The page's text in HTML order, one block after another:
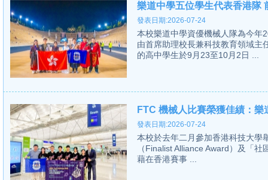
樂道中學五位學生代表香港隊
發表日期:2026-07-24
本校樂道中學資優機械人隊為今
由首席助理校長兼科技教育領域主
的高中學生於9月23至10月2日 ...
FTC 機械人比賽榮獲佳績：
發表日期:2026-07-24
本校於去年二月參加香港科技大學
（Finalist Alliance Award）及「
藉在香港賽事 ...